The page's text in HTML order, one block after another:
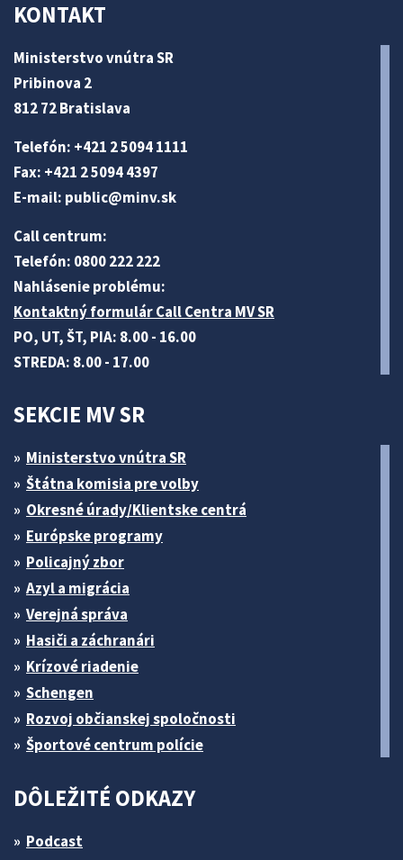
KONTAKT
Ministerstvo vnútra SR
Pribinova 2
812 72 Bratislava
Telefón: +421 2 5094 1111
Fax: +421 2 5094 4397
E-mail: public@minv.sk
Call centrum:
Telefón: 0800 222 222
Nahlásenie problému:
Kontaktný formulár Call Centra MV SR
PO, UT, ŠT, PIA: 8.00 - 16.00
STREDA: 8.00 - 17.00
SEKCIE MV SR
Ministerstvo vnútra SR
Štátna komisia pre volby
Okresné úrady/Klientske centrá
Európske programy
Policajný zbor
Azyl a migrácia
Verejná správa
Hasiči a záchranári
Krízové riadenie
Schengen
Rozvoj občianskej spoločnosti
Športové centrum polície
DÔLEŽITÉ ODKAZY
Podcast